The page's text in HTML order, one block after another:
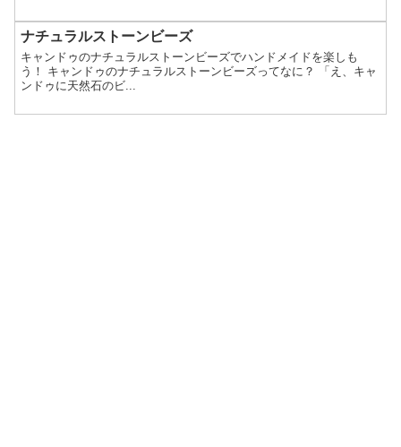
ナチュラルストーンビーズ
キャンドゥのナチュラルストーンビーズでハンドメイドを楽しも
う！ キャンドゥのナチュラルストーンビーズってなに？ 「え、キャ
ンドゥに天然石のビ...